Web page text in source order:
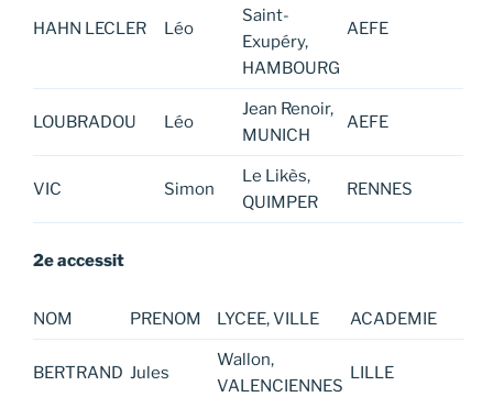
HAHN LECLER Léo
Saint-
Exupéry,
HAMBOURG
AEFE
LOUBRADOU Léo
Jean Renoir,
MUNICH
AEFE
VIC Simon
Le Likès,
QUIMPER
RENNES
2e accessit
NOM PRENOM LYCEE, VILLE ACADEMIE
BERTRAND Jules
Wallon,
VALENCIENNES
LILLE